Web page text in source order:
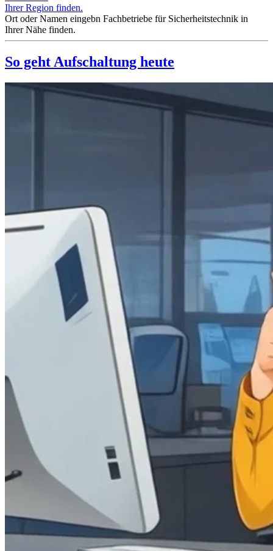
Ihrer Region finden.
Ort oder Namen eingebn Fachbetriebe für Sicherheitstechnik in
Ihrer Nähe finden.
So geht Aufschaltung heute